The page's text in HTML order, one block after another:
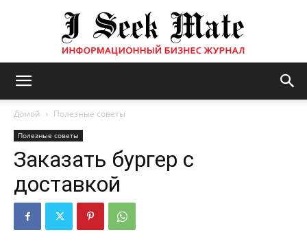
журнал
Домой Полезные советы
Полезные советы
Заказать бургер с
доставкой